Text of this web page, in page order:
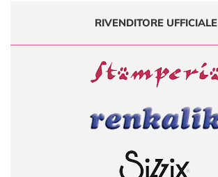
RIVENDITORE UFFICIALE